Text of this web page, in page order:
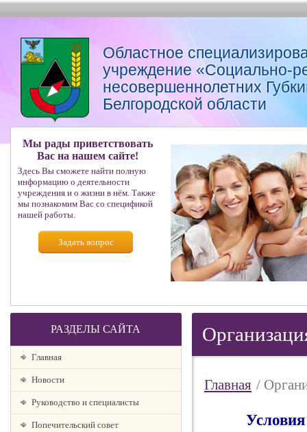
Областное
учреждение «Социально-
несовершеннолетних
Белгородской области
Мы рады приветствовать
Вас на нашем сайте!
Здесь Вы сможете найти полную
информацию о деятельности
учреждения и о жизни в нём. Также
мы познакомим Вас со спецификой
нашей работы.
Задать вопрос
РАЗДЕЛЫ САЙТА
Главная
Новости
Руководство и специалисты
Попечительский совет
Главная /